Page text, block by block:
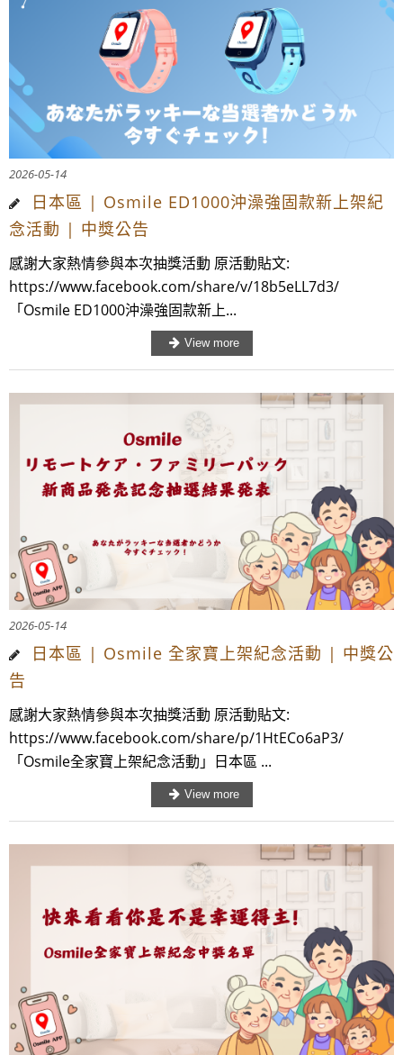
2026-05-14
日本區 | Osmile ED1000沖澡強固款新上架紀
念活動 | 中獎公告
感謝大家熱情參與本次抽獎活動 原活動貼文:
https://www.facebook.com/share/v/18b5eLL7d3/
「Osmile ED1000沖澡強固款新上...
2026-05-14
日本區 | Osmile 全家寶上架紀念活動 | 中獎公
告
感謝大家熱情參與本次抽獎活動 原活動貼文:
https://www.facebook.com/share/p/1HtECo6aP3/
「Osmile全家寶上架紀念活動」日本區 ...